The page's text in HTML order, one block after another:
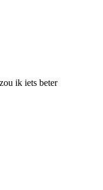
ik iets beter